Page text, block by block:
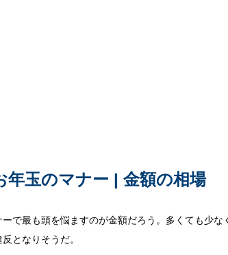
年玉のマナー | 金額の相場
で最も頭を悩ますのが金額だろう。多くても少な
となりそうだ。